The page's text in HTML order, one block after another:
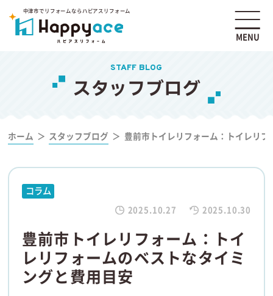
中津市でリフォームならハピアスリフォーム
MENU
STAFF BLOG
スタッフブログ
ホーム スタッフブログ 豊前市トイレリフォーム：トイレリ
コラム
2025.10.27 2025.10.30
豊前市トイレリフォーム：トイ
レリフォームのベストなタイミ
ングと費用目安